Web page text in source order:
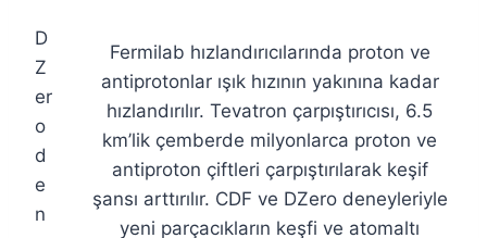
Fermilab hızlandırıcılarında proton ve
antiprotonlar ışık hızının yakınına kadar
hızlandırılır. Tevatron çarpıştırıcısı, 6.5
km’lik çemberde milyonlarca proton ve
antiproton çiftleri çarpıştırılarak keşif
şansı arttırılır. CDF ve DZero deneyleriyle
yeni parçacıkların keşfi ve atomaltı
D
Z
er
o
d
e
n